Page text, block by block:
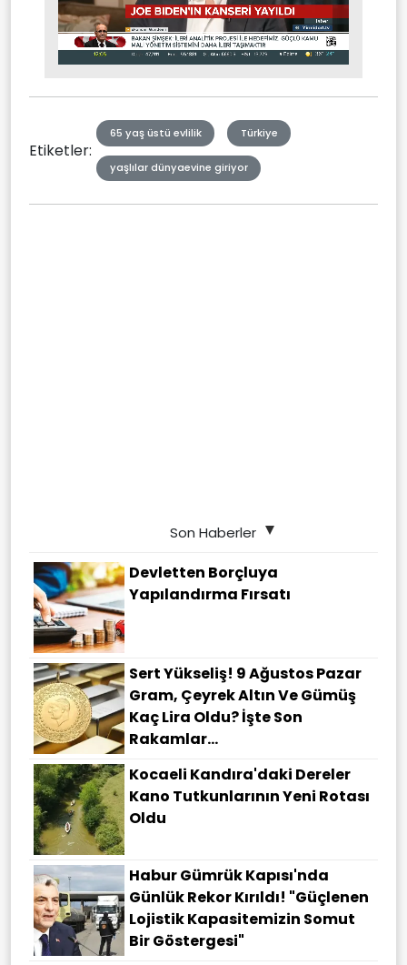
Mute Stream
Etiketler:
65 yaş üstü evlilik Türkiye
yaşlılar dünyaevine giriyor
Son Haberler
Devletten Borçluya
Yapılandırma Fırsatı
Sert Yükseliş! 9 Ağustos Pazar
Gram, Çeyrek Altın Ve Gümüş
Kaç Lira Oldu? İşte Son
Rakamlar...
Kocaeli Kandıra'daki Dereler
Kano Tutkunlarının Yeni Rotası
Oldu
Habur Gümrük Kapısı'nda
Günlük Rekor Kırıldı! "Güçlenen
Lojistik Kapasitemizin Somut
Bir Göstergesi"